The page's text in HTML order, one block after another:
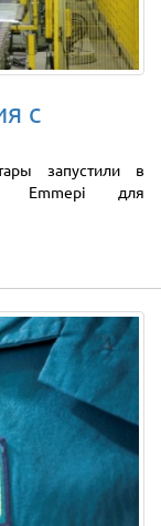
с
запустили в
Emmepi для